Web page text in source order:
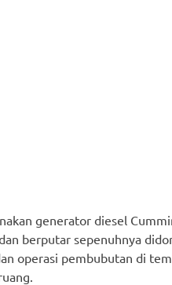
generator diesel
berputar sepenuhnya
operasi pembubutan di